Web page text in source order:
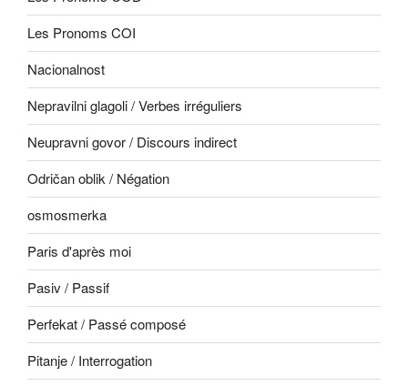
Les Pronoms COI
Nacionalnost
Nepravilni glagoli / Verbes irréguliers
Neupravni govor / Discours indirect
Odričan oblik / Négation
osmosmerka
Paris d'après moi
Pasiv / Passif
Perfekat / Passé composé
Pitanje / Interrogation